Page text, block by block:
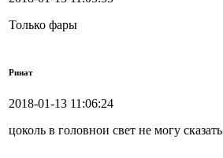
Только фары
Ринат
2018-01-13 11:06:24
цоколь в головнои свет не могу сказать